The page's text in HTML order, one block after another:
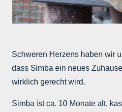
Schweren Herzens haben wir
dass Simba ein neues
wirklich gerecht wird.
Simba ist ca. 10 Monate alt,